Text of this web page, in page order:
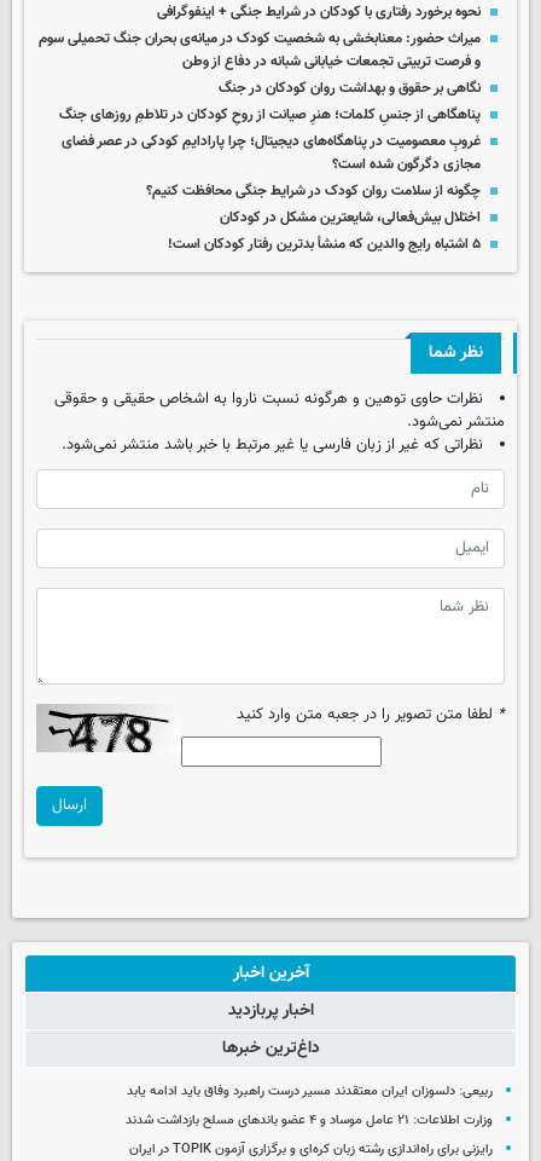
نحوه برخورد رفتاری با کودکان در شرایط جنگی + اینفوگرافی
میراث حضور: معنابخشی به شخصیت کودک در میانه‌ی بحران جنگ تحمیلی سوم
و فرصت تربیتی تجمعات خیابانی شبانه در دفاع از وطن
نگاهی بر حقوق و بهداشت روان کودکان در جنگ
پناهگاهی از جنسِ کلمات؛ هنرِ صیانت از روحِ کودکان در تلاطمِ روزهای جنگ
غروبِ معصومیت در پناهگاه‌های دیجیتال؛ چرا پارادایمِ کودکی در عصر فضای
مجازی دگرگون شده است؟
چگونه از سلامت روان کودک در شرایط جنگی محافظت کنیم؟
اختلال بیش‌فعالی، شایعترین مشکل در کودکان
۵ اشتباه رایج والدین که منشأ بدترین رفتار کودکان است!
نظر شما
نظرات حاوی توهین و هرگونه نسبت ناروا به اشخاص حقیقی و حقوقی
منتشر نمی‌شود.
نظراتی که غیر از زبان فارسی یا غیر مرتبط با خبر باشد منتشر نمی‌شود.
* لطفا متن تصویر را در جعبه متن وارد کنید
ارسال
آخرین اخبار
اخبار پربازدید
داغ‌ترین خبرها
ربیعی: دلسوزان ایران معتقدند مسیر درست راهبرد وفاق باید ادامه یابد
وزارت اطلاعات: ۲۱ عامل موساد و ۴ عضو باندهای مسلح بازداشت شدند
رایزنی برای راه‌اندازی رشته زبان کره‌ای و برگزاری آزمون TOPIK در ایران